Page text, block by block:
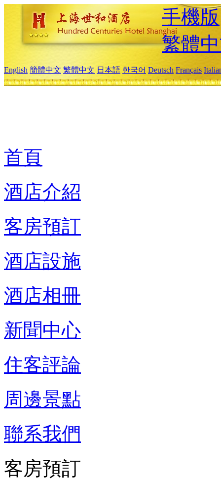
手機版
繁體
English 簡體中文 繁體中文 日本語 한국어 Deutsch Français
首頁
酒店介紹
客房預訂
酒店設施
酒店相冊
新聞中心
住客評論
周邊景點
聯系我們
客房預訂